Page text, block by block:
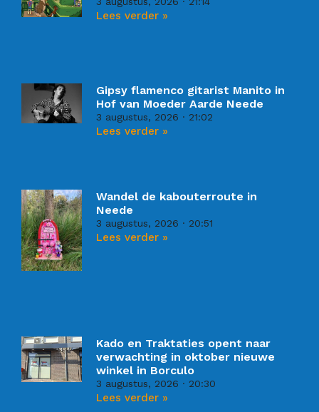
Lees verder »
Gipsy flamenco gitarist Manito in
Hof van Moeder Aarde Neede
3 augustus, 2026 21:02
Lees verder »
Wandel de kabouterroute in
Neede
3 augustus, 2026 20:51
Lees verder »
Kado en Traktaties opent naar
verwachting in oktober nieuwe
winkel in Borculo
3 augustus, 2026 20:30
Lees verder »